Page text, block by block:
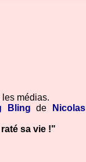
médias.
Bling de
Nicolas
sa vie !"